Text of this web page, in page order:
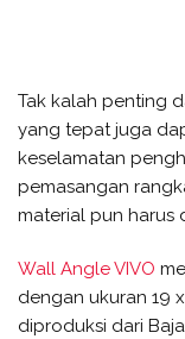
Tak kalah penting
yang tepat juga
keselamatan
pemasangan
material pun harus
Wall Angle VIVO
dengan ukuran 19
diproduksi dari